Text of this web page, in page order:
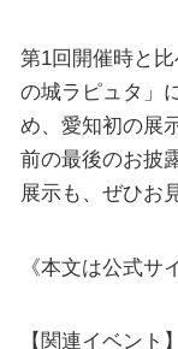
第1回開催時と
の城ラピュタ」
め、愛知初の展
前の最後のお披
展示も、ぜひお
《本文は公式サ
【関連イベント】